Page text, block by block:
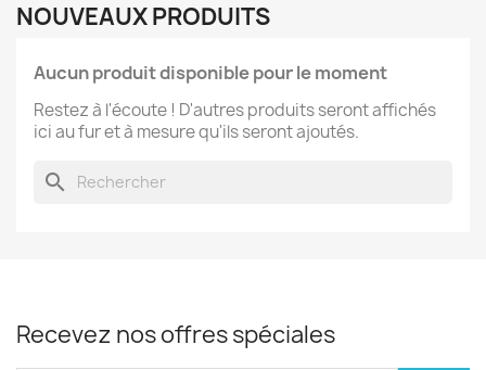
NOUVEAUX PRODUITS
Aucun produit disponible pour le moment
Restez à l'écoute ! D'autres produits seront affichés
ici au fur et à mesure qu'ils seront ajoutés.
search
Recevez nos offres spéciales